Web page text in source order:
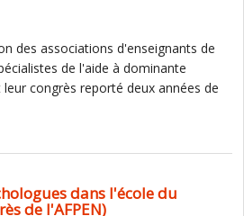
des associations d'enseignants de
de l'aide à dominante
congrès reporté deux années de
dans l'école du
de l'AFPEN)